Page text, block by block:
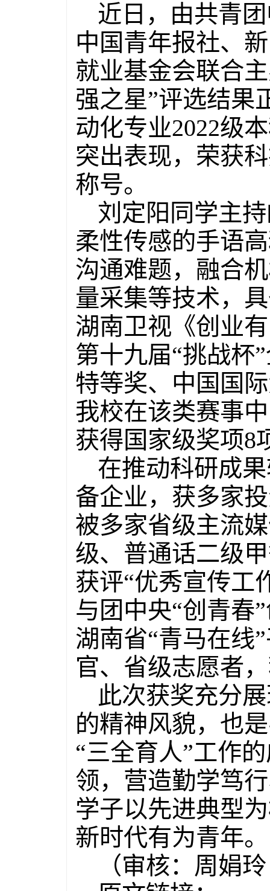
近日，由共青
中国青年报社、
就业基金会联合
强之星”评选结果
动化专业2022级
突出表现，荣获
称号。
刘定阳同学主
柔性传感的手语
沟通难题，融合
量采集等技术，
湖南卫视《创业
第十九届“挑战杯
特等奖、中国国
我校在该类赛事
获得国家级奖项8
在推动科研成
备企业，获多家
被多家省级主流
级、普通话二级
获评“优秀宣传工
与团中央“创青春
湖南省“青马在线
官、省级志愿者
此次获奖充分
的精神风貌，也
“三全育人”工作
领，营造勤学笃
学子以先进典型
新时代有为青年。
（审核：周娟